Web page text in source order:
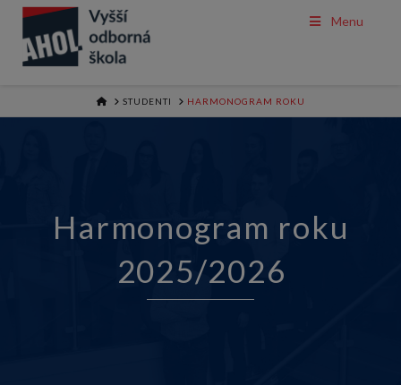
Menu
HOMESTUDENTI HARMONOGRAM ROKU
Harmonogram roku
2025/2026